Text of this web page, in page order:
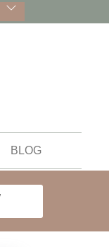
BLOG